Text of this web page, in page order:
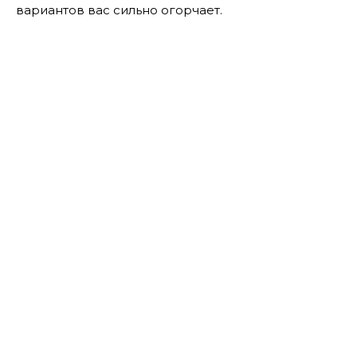
вариантов вас сильно огорчает.